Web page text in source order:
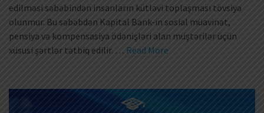
edilməsi səbəbindən insanların kütləvi toplaşması tövsiyə
olunmur. Bu səbəbdən Kapital Bank-ın sosial müavinət,
pensiya və kompensasiya ödənişləri alan müştərilər üçün
xüsusi şərtlər tətbiq edilir. … Read More